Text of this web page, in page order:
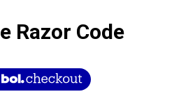
Razor Code